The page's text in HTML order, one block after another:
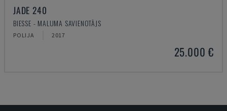
JADE 240
BIESSE - MALUMA SAVIENOTĀJS
POLIJA 2017
25.000 €